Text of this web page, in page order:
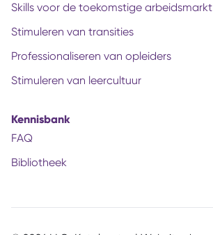
Skills voor de toekomstige arbeidsmarkt
Stimuleren van transities
Professionaliseren van opleiders
Stimuleren van leercultuur
Kennisbank
FAQ
Bibliotheek